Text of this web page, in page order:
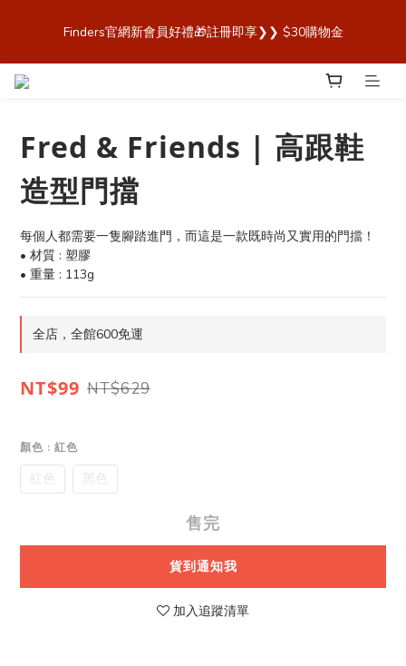
商城，購買最安心！】
Finders官網新會員好禮🎁註冊即享❯❯ $30購物金
歡迎來到 Finders🎉【Blender Bottle x Owala 台灣官方代理直營
Fred & Friends | 高跟鞋
造型門擋
每個人都需要一隻腳踏進門，而這是一款既時尚又實用的門擋！
• 材質 : 塑膠
• 重量 : 113g
全店，全館600免運
NT$99 NT$629
顏色 : 紅色
紅色 黑色
售完
貨到通知我
加入追蹤清單